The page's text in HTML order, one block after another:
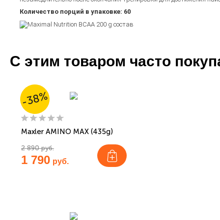
Количество порций в упаковке: 60
С этим товаром часто
Maxler AMINO MAX (435g)
2 890 руб.
1 790 руб.
-38%